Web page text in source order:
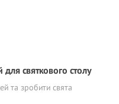
для святкового столу
та зробити свята